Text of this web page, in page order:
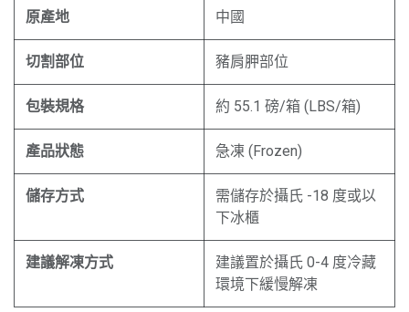
原產地 中國
切割部位 豬肩胛部位
包裝規格 約 55.1 磅/箱 (LBS/箱)
產品狀態 急凍 (Frozen)
儲存方式
需儲存於攝氏 -18 度或以
下冰櫃
建議解凍方式
建議置於攝氏 0-4 度冷藏
環境下緩慢解凍